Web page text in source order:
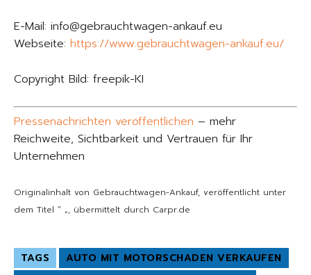
E-Mail: info@gebrauchtwagen-ankauf.eu
Webseite: https://www.gebrauchtwagen-ankauf.eu/
Copyright Bild: freepik-KI
Pressenachrichten veröffentlichen – mehr
Reichweite, Sichtbarkeit und Vertrauen für Ihr
Unternehmen
Originalinhalt von Gebrauchtwagen-Ankauf, veröffentlicht unter
dem Titel “ „, übermittelt durch Carpr.de
TAGS
AUTO MIT MOTORSCHADEN VERKAUFEN